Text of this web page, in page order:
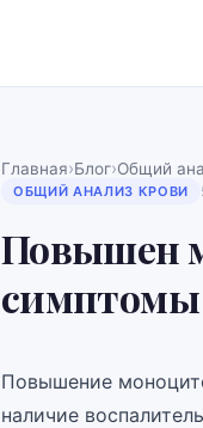
Главная›Блог›Общий
ОБЩИЙ АНАЛИЗ КРОВИ
Повышен
симптомы
Повышение
наличие